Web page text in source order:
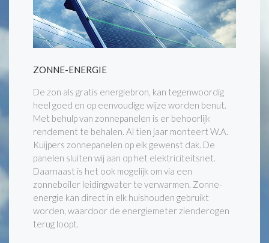
ZONNE-ENERGIE
De zon als gratis energiebron, kan tegenwoordig
heel goed en op eenvoudige wijze worden benut.
Met behulp van zonnepanelen is er behoorlijk
rendement te behalen. Al tien jaar monteert W.A.
Kuijpers zonnepanelen op elk gewenst dak. De
panelen sluiten wij aan op het elektriciteitsnet.
Daarnaast is het ook mogelijk om via een
zonneboiler leidingwater te verwarmen. Zonne-
energie kan direct in elk huishouden gebruikt
worden, waardoor de energiemeter zienderogen
terug loopt.